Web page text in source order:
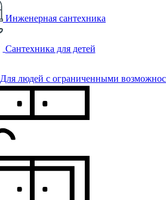
Инженерная сантехника
Сантехника для детей
Для людей с ограниченными